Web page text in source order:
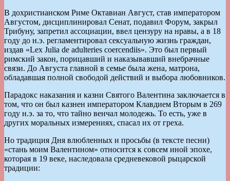
В дохристианском Риме Октавиан Август, став императором
Августом, дисциплинировал Сенат, подавил Форум, закрыл
Трибуну, запретил ассоциации, ввел цензуру на нравы, а в 18
году до н.э. регламентировал сексуальную жизнь граждан,
издав «Lex Julia de adulteries coercendiis». Это был первый
римский закон, порицавший и наказывавший внебрачные
связи. До Августа главной в семье была жена, матрона,
обладавшая полной свободой действий и выбора любовников.
Парадокс наказания и казни Святого Валентина заключается в
том, что он был казнен императором Клавдием Вторым в 269
году н.э. за то, что тайно венчал молодежь. То есть, уже в
других моральных измерениях, спасал их от греха.
Но традиция Дня влюбленных и просьбы (в тексте песни)
«стань моим Валентином» относится к совсем иной эпохе,
которая в 19 веке, наследовала средневековой рыцарской
традиции: